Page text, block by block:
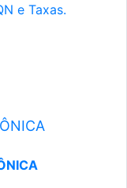
e Taxas.